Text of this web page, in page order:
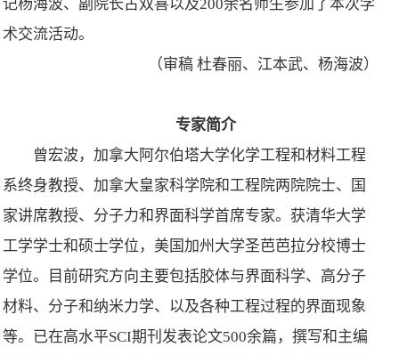
记杨海波、副院长古双喜以及200余名师生参加了本次学
术交流活动。
（审稿 杜春丽、江本武、杨海波）
专家简介
曾宏波，加拿大阿尔伯塔大学化学工程和材料工程
系终身教授、加拿大皇家科学院和工程院两院院士、国
家讲席教授、分子力和界面科学首席专家。获清华大学
工学学士和硕士学位，美国加州大学圣芭芭拉分校博士
学位。目前研究方向主要包括胶体与界面科学、高分子
材料、分子和纳米力学、以及各种工程过程的界面现象
等。已在高水平SCI期刊发表论文500余篇，撰写和主编